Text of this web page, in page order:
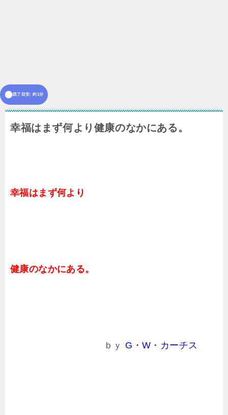
読了目安: 約1分
幸福はまず何より健康のなかにある。
幸福はまず何より
健康のなかにある。
ｂｙ G・W・カーチス